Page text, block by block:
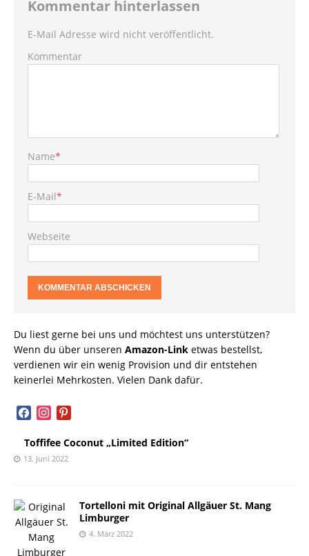
Kommentar hinterlassen
E-Mail Adresse wird nicht veröffentlicht.
Kommentar
Name*
E-Mail*
Webseite
Du liest gerne bei uns und möchtest uns unterstützen?
Wenn du über unseren Amazon-Link etwas bestellst,
verdienen wir ein wenig Provision und dir entstehen
keinerlei Mehrkosten. Vielen Dank dafür.
facebookinstagram
pinterest
Toffifee Coconut „Limited Edition“
13. Juni 2022
Tortelloni mit Original Allgäuer St. Mang
Limburger
4. März 2022